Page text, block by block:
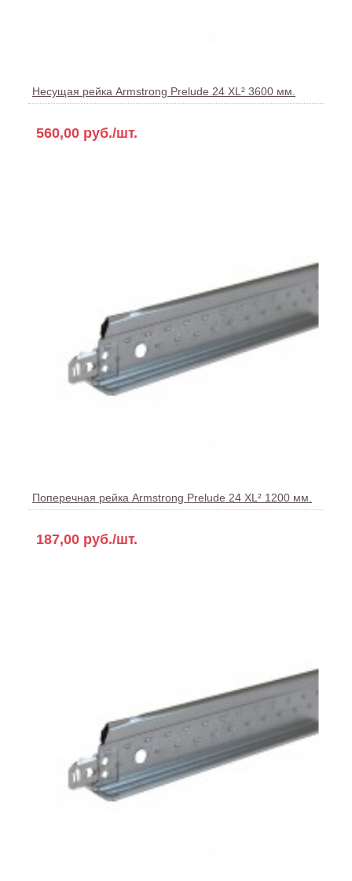
Несущая рейка Armstrong Prelude 24 XL² 3600 мм.
560,00 руб./шт.
Поперечная рейка Armstrong Prelude 24 XL² 1200 мм.
187,00 руб./шт.